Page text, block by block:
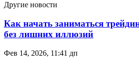
Другие новости
Как начать заниматься
без лишних иллюзий
Фев 14, 2026, 11:41 дп